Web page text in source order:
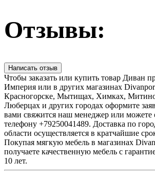
Отзывы:
Написать отзыв
Чтобы заказать или купить товар Диван
Империя или в других магазинах
Красногорске, Мытищах, Химках,
Люберцах и других городах оформите
вами свяжится наш менеджер или можете
телефону +79250041489. Доставка по
области осуществляется в кратчайшие
Покупая мягкую мебель в магазинах
получаете качественную мебель с
10 лет.